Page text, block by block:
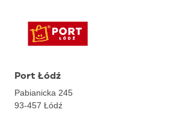
Port Łódź
Pabianicka 245
93-457 Łódź